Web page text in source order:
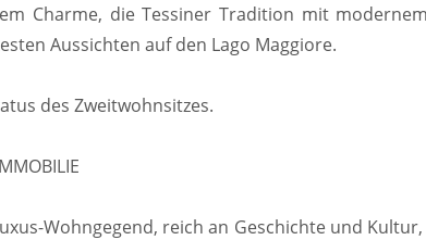
Charme, die Tessiner Tradition mit
Aussichten auf den Lago Maggiore.
des Zweitwohnsitzes.
Wohngegend, reich an Geschichte und